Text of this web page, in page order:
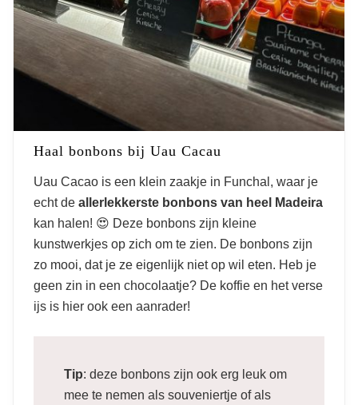
Haal bonbons bij Uau Cacau
Uau Cacao is een klein zaakje in Funchal, waar je
echt de allerlekkerste bonbons van heel Madeira
kan halen! 😍 Deze bonbons zijn kleine
kunstwerkjes op zich om te zien. De bonbons zijn
zo mooi, dat je ze eigenlijk niet op wil eten. Heb je
geen zin in een chocolaatje? De koffie en het verse
ijs is hier ook een aanrader!
Tip: deze bonbons zijn ook erg leuk om
mee te nemen als souveniertje of als